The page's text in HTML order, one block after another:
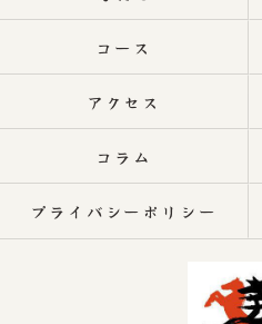
コース
アクセス
コラム
プライバシーポリシー